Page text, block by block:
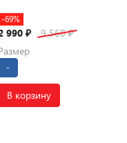
-69%
990 ₽ 9 560₽
-
В корзину